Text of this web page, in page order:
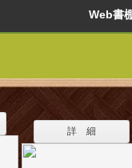
Web
詳 細